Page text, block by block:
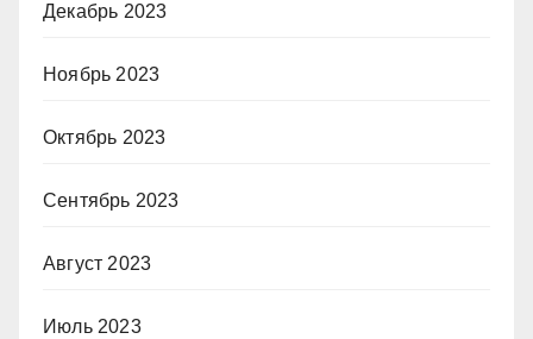
Декабрь 2023
Ноябрь 2023
Октябрь 2023
Сентябрь 2023
Август 2023
Июль 2023